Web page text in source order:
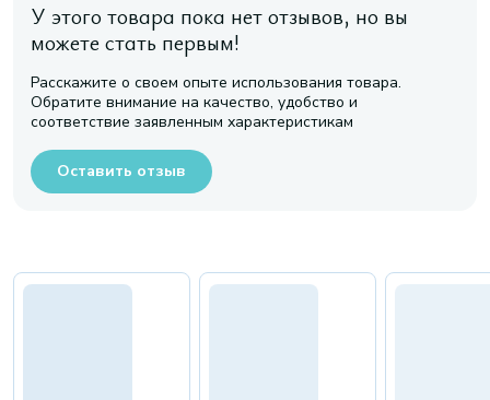
У этого товара пока нет отзывов, но вы
можете стать первым!
Расскажите о своем опыте использования товара.
Обратите внимание на качество, удобство и
соответствие заявленным характеристикам
Оставить отзыв